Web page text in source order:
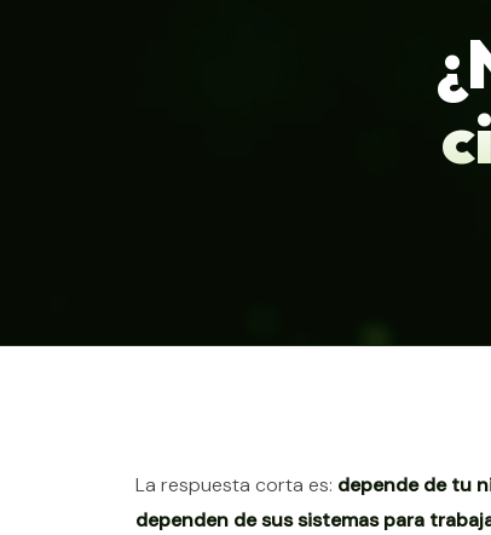
Contenido del
La respuesta corta es: depende de tu
dependen de sus sistemas para